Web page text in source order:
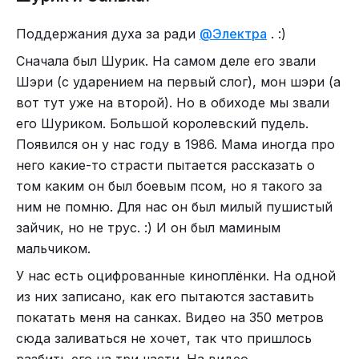
направилась к остановке. На душе было пусто и
чисто, как в доме, из которого вынесли все
Следующая история:
Муж запретил работать
из-за ребёнка, а через месяц узнал цену моего
молчания
А ещё я с друзьями и мужем хожу в походы.
Чаще в походы выходного дня. У нас на Урале
много интересных мест есть, которые можно за
один день посетить. Но бывает, что с ночёвкой
ленту новостей в телефоне. Обычный вечер. Он
улыбнулся, когда она вошла.
— Ужин готов? Я умираю с голоду.
— Сейчас, — ответила она, стараясь, чтобы
голос звучал ровно. — Слушай... Ты сегодня в
пиджаке был. Зачем? Ты же не надевал его с
прошлой недели.
Серёжа поднял глаза от экрана. На его лице на
мгновение мелькнуло недоумение, но он быстро
взял себя в руки.
— А, ну да. Встреча была с партнёрами. Захотел
— Понятно.
Она села на кресло напротив. Зажигалка жгла
карман её домашних штанов. Она специально не
Поддержания духа за ради @Электра . :)
Сначала был Шурик. На самом деле его звали
Шэри (с ударением на первый слог), мон шэри (а
вот тут уже на второй). Но в обиходе мы звали
его Шуриком. Большой королевский пудель.
Появился он у нас году в 1986. Мама иногда про
него какие-то страсти пытается рассказать о
том каким он был боевым псом, но я такого за
ним не помню. Для нас он был милый пушистый
зайчик, но не трус. :) И он был маминым
мальчиком.
У нас есть оцифрованные киноплёнки. На одной
из них записано, как его пытаются заставить
покатать меня на санках. Видео на 350 метров
сюда заливаться не хочет, так что пришлось